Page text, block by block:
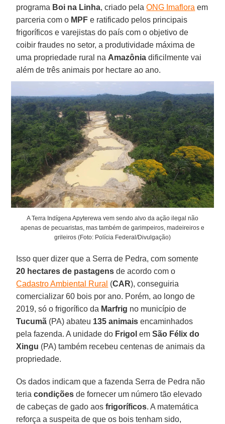
programa Boi na Linha, criado pelaONG Imaflora em
parceria com o MPF e ratificado pelos principais
frigoríficos e varejistas do país com o objetivo de
coibir fraudes no setor, a produtividade máxima de
uma propriedade rural na Amazônia dificilmente vai
além de três animais por hectare ao ano.
A Terra Indígena Apyterewa vem sendo alvo da ação ilegal não
apenas de pecuaristas, mas também de garimpeiros, madeireiros e
grileiros (Foto: Polícia Federal/Divulgação)
Isso quer dizer que a Serra de Pedra, com somente
20 hectares de pastagens de acordo com o
Cadastro Ambiental Rural (CAR), conseguiria
comercializar 60 bois por ano. Porém, ao longo de
2019, só o frigorífico da Marfrig no município de
Tucumã (PA) abateu 135 animais encaminhados
pela fazenda. A unidade do Frigol emSão Félix do
Xingu (PA) também recebeu centenas de animais da
propriedade.
Os dados indicam que a fazenda Serra de Pedra não
teriacondições de fornecer um número tão elevado
de cabeças de gado aosfrigoríficos. A matemática
reforça a suspeita de que os bois tenham sido,